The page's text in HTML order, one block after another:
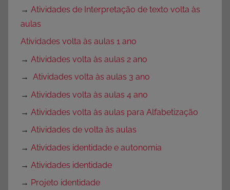
→ Atividades de Interpretação de texto volta às
aulas
Atividades volta às aulas 1 ano
→ Atividades volta às aulas 2 ano
→ Atividades volta às aulas 3 ano
→ Atividades volta às aulas 4 ano
→ Atividades volta às aulas para Alfabetização
→ Atividades de volta às aulas
→ Atividades identidade e autonomia
→ Atividades identidade
→ Projeto identidade